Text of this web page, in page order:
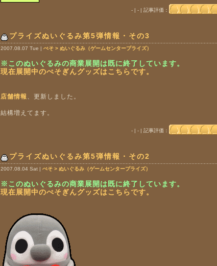
- | - | 記事評価：
プライズぬいぐるみ第5弾情報・その3
2007.08.07 Tue | ぺそ > ぬいぐるみ（ゲームセンタープライズ）
※このぬいぐるみの商業展開は既に終了しています。
現在展開中のぺそぎんグッズはこちらです。
店舗情報 、更新しました。
結構増えてます。
- | - | 記事評価：
プライズぬいぐるみ第5弾情報・その2
2007.08.04 Sat | ぺそ > ぬいぐるみ（ゲームセンタープライズ）
※このぬいぐるみの商業展開は既に終了しています。
現在展開中のぺそぎんグッズはこちらです。